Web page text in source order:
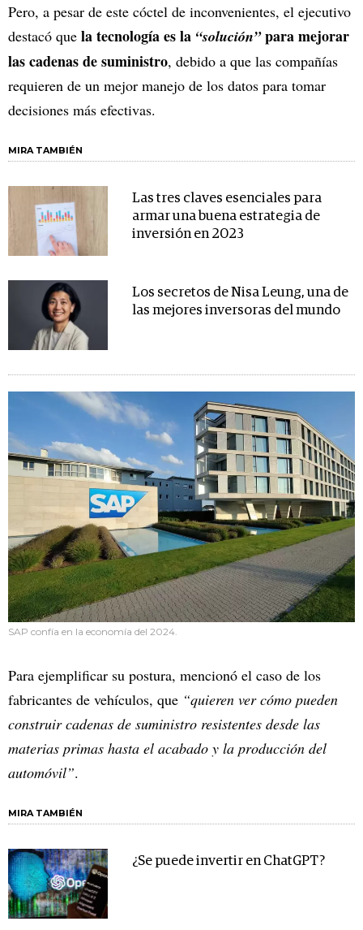
Pero, a pesar de este cóctel de inconvenientes, el ejecutivo
destacó que la tecnología es la “solución”para mejorar
las cadenas de suministro, debido a que las compañías
requieren de un mejor manejo de los datos para tomar
decisiones más efectivas.
MIRA TAMBIÉN
Las tres claves esenciales para
armar una buena estrategia de
inversión en 2023
Los secretos de Nisa Leung, una de
las mejores inversoras del mundo
SAP confía en la economía del 2024.
Para ejemplificar su postura, mencionó el caso de los
fabricantes de vehículos, que “quieren ver cómo pueden
construir cadenas de suministro resistentes desde las
materias primas hasta el acabado y la producción del
automóvil”.
MIRA TAMBIÉN
¿Se puede invertir en ChatGPT?